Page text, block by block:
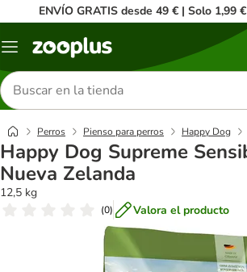
ENVÍO GRATIS desde 49 € | Solo 1,99
Menú
Buscar
productos
Perros Pienso para perros Happy Dog
Happy Dog Supreme
Nueva Zelanda
12,5 kg
(0) Valora el producto